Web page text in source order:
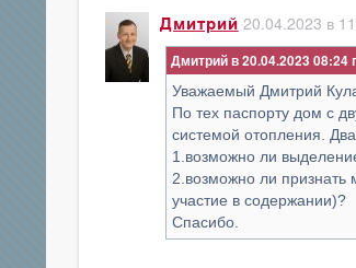
Дмитрий 20.04.2023 в
Дмитрий в 20.04.2023 08:24
Уважаемый Дмитрий
По тех паспорту дом с
системой отопления.
1.возможно ли
2.возможно ли
участие в содержании)?
Спасибо.